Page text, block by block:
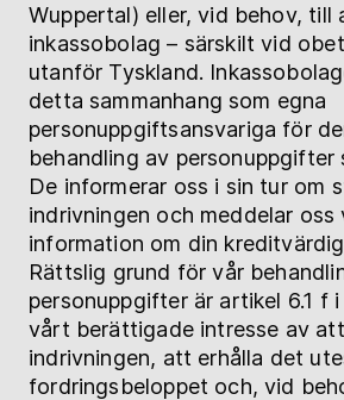
Wuppertal) eller, vid behov, till
inkassobolag – särskilt vid
utanför Tyskland.
detta sammanhang som egna
personuppgiftsansvariga för
behandling av personuppgifter
De informerar oss i sin tur om
indrivningen och meddelar oss
information om din
Rättslig grund för vår
personuppgifter är artikel 6.1 f i
vårt berättigade intresse av
indrivningen, att erhålla det
fordringsbeloppet och, vid